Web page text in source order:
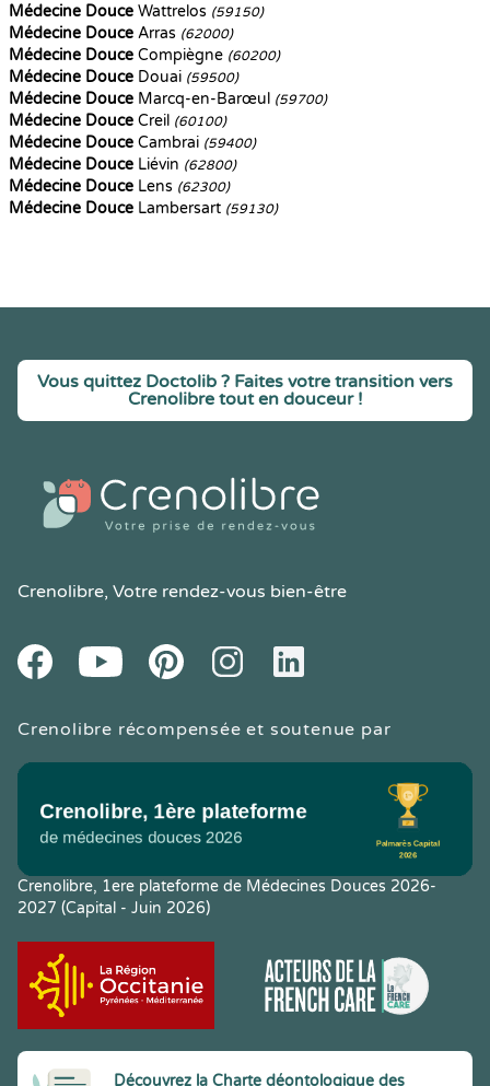
Médecine Douce Wattrelos (59150)
Médecine Douce Arras (62000)
Médecine Douce Compiègne (60200)
Médecine Douce Douai (59500)
Médecine Douce Marcq-en-Barœul (59700)
Médecine Douce Creil (60100)
Médecine Douce Cambrai (59400)
Médecine Douce Liévin (62800)
Médecine Douce Lens (62300)
Médecine Douce Lambersart (59130)
Vous quittez Doctolib ? Faites votre transition vers
Crenolibre tout en douceur !
Crenolibre, Votre rendez-vous bien-être
FacebookYoutube PinteresetInstagramLinkedIn
Crenolibre récompensée et soutenue par
Crenolibre, 1ere plateforme de Médecines Douces 2026-
2027 (Capital - Juin 2026)
Découvrez la Charte déontologique des